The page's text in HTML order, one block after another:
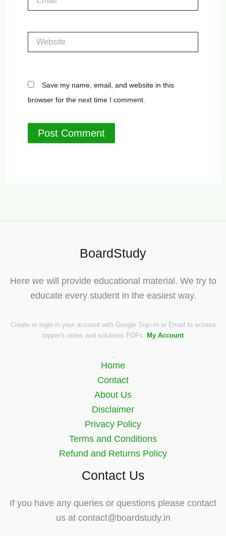
Save my name, email, and website in this
browser for the next time I comment.
BoardStudy
Here we will provide educational material. We try to
educate every student in the easiest way.
Create or login in your account with Google Sign-In or Email to access
topper's notes and solutions PDFs.
My Account
Home
Contact
About Us
Disclaimer
Privacy Policy
Terms and Conditions
Refund and Returns Policy
Contact Us
If you have any queries or questions please contact
us at contact@boardstudy.in